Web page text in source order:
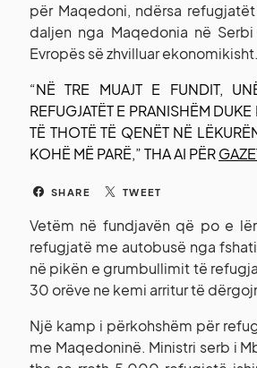
për Maqedoni, ndërsa
daljen nga Maqedonia në
Evropës së zhvilluar ekonomikisht.
“NË TRE MUAJT E FUNDIT,
REFUGJATËT E PRANISHËM
TË THOTË TË QENËT NË
KOHË MË PARË,” THA AI PËR
SHARE TWEET
Vetëm në fundjavën që po e
refugjatë me autobusë nga
në pikën e grumbullimit të
30 orëve ne kemi arritur të
Një kamp i përkohshëm për
me Maqedoninë. Ministri serb i